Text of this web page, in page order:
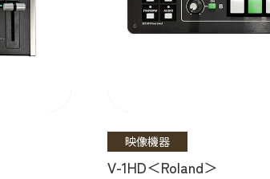
映像機器
V-1HD＜Roland＞